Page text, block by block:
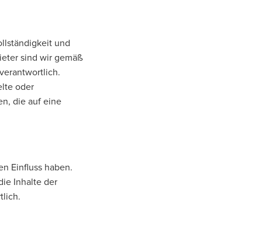
und
sind wir gemäß
oder
die auf eine
Einfluss haben.
Inhalte der